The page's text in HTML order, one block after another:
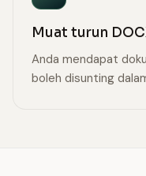
Muat turun
Anda mendapat
boleh disunting